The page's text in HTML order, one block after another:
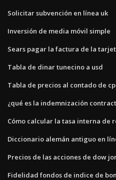
Solicitar subvención en línea uk
Inversión de media móvil simple
Sears pagar la factura de la
Tabla de dinar tunecino a usd
Tabla de precios al contado de
¿qué es la indemnización
Cómo calcular la tasa interna de
Diccionario alemán antiguo en
Precios de las acciones de dow
Fidelidad fondos de indice de